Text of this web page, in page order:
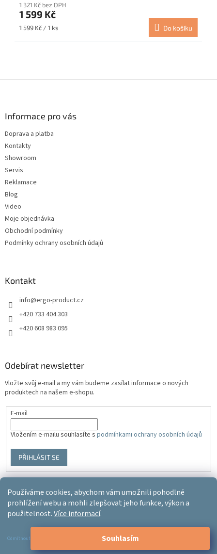
Používáme cookies, abychom vám umožnili pohodlné
prohlížení webu a mohli zlepšovat jeho funkce, výkon a
použitelnost.Více informací.
Odmítnout Souhlasím
1 321 Kč bez DPH
1 599 Kč
Měrná
1 599 Kč / 1 ks Do košíku
Informace pro vás
Doprava a platba
Kontakty
Showroom
Servis
Reklamace
Blog
Video
Moje objednávka
Obchodní podmínky
Podmínky ochrany osobních údajů
Kontakt
info@ergo-product.cz
+420 733 404 303
+420 608 983 095
Odebírat newsletter
Vložte svůj e-mail a my vám budeme zasílat informace o nových
produktech na našem e-shopu.
E-mail
Vložením e-mailu souhlasíte s podmínkami ochrany osobních údajů
PŘIHLÁSIT SE
Vytvořil Shoptet
Copyright 2026Ergo-product. Všechna práva vyhrazena.Upravit
nastavení cookies